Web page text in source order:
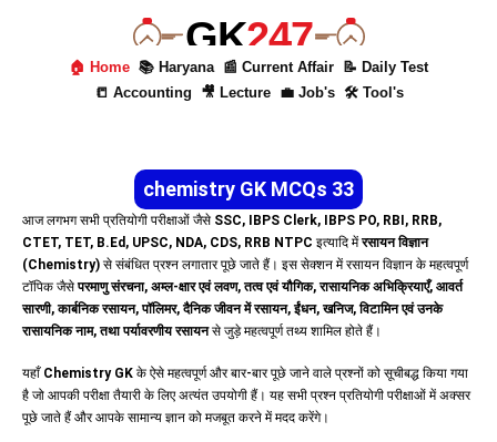
GK247
🏠 Home 📚 Haryana 📰 Current Affair
📝 Daily Test
📒 Accounting
🎥 Lecture 💼 Job's 🛠 Tool's
chemistry GK MCQs 33
आज लगभग सभी प्रतियोगी परीक्षाओं जैसे SSC, IBPS Clerk, IBPS PO, RBI, RRB,
CTET, TET, B.Ed, UPSC, NDA, CDS, RRB NTPC इत्यादि मेंरसायन विज्ञान
(Chemistry) से संबंधित प्रश्न लगातार पूछे जाते हैं। इस सेक्शन में रसायन विज्ञान के महत्वपूर्ण
टॉपिक जैसेपरमाणु संरचना, अम्ल-क्षार एवं लवण, तत्व एवं यौगिक, रासायनिक अभिक्रियाएँ, आवर्त
सारणी, कार्बनिक रसायन, पॉलिमर, दैनिक जीवन में रसायन, ईंधन, खनिज, विटामिन एवं उनके
रासायनिक नाम, तथा पर्यावरणीय रसायनसे जुड़े महत्वपूर्ण तथ्य शामिल होते हैं।
यहाँ Chemistry GK के ऐसे महत्वपूर्ण और बार-बार पूछे जाने वाले प्रश्नों को सूचीबद्ध किया गया
है जो आपकी परीक्षा तैयारी के लिए अत्यंत उपयोगी हैं। यह सभी प्रश्न प्रतियोगी परीक्षाओं में अक्सर
पूछे जाते हैं और आपके सामान्य ज्ञान को मजबूत करने में मदद करेंगे।